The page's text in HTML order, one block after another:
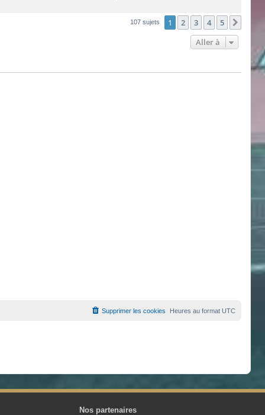
107 sujets 1 2 3 4 5
Aller à
Heures au format UTC
Supprimer les cookies
Nos partenaires